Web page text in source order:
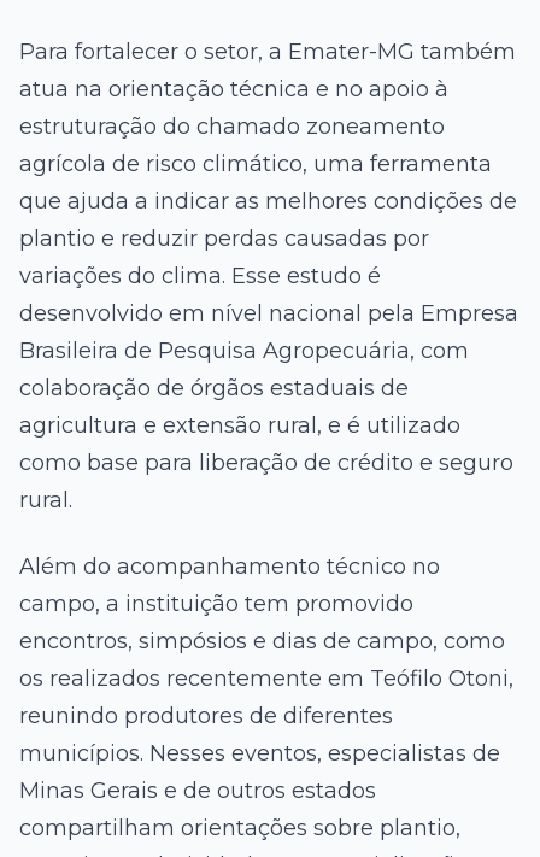
Para fortalecer o setor, a Emater-MG também
atua na orientação técnica e no apoio à
estruturação do chamado zoneamento
agrícola de risco climático, uma ferramenta
que ajuda a indicar as melhores condições de
plantio e reduzir perdas causadas por
variações do clima. Esse estudo é
desenvolvido em nível nacional pela Empresa
Brasileira de Pesquisa Agropecuária, com
colaboração de órgãos estaduais de
agricultura e extensão rural, e é utilizado
como base para liberação de crédito e seguro
rural.
Além do acompanhamento técnico no
campo, a instituição tem promovido
encontros, simpósios e dias de campo, como
os realizados recentemente em Teófilo Otoni,
reunindo produtores de diferentes
municípios. Nesses eventos, especialistas de
Minas Gerais e de outros estados
compartilham orientações sobre plantio,